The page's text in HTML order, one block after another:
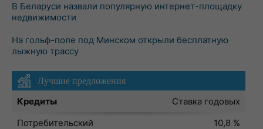
В Беларуси назвали популярную интернет-площадку
недвижимости
На гольф-поле под Минском открыли бесплатную
лыжную трассу
Лучшие предложения
Кредиты
Ставка годовых
Потребительский
10,8 %